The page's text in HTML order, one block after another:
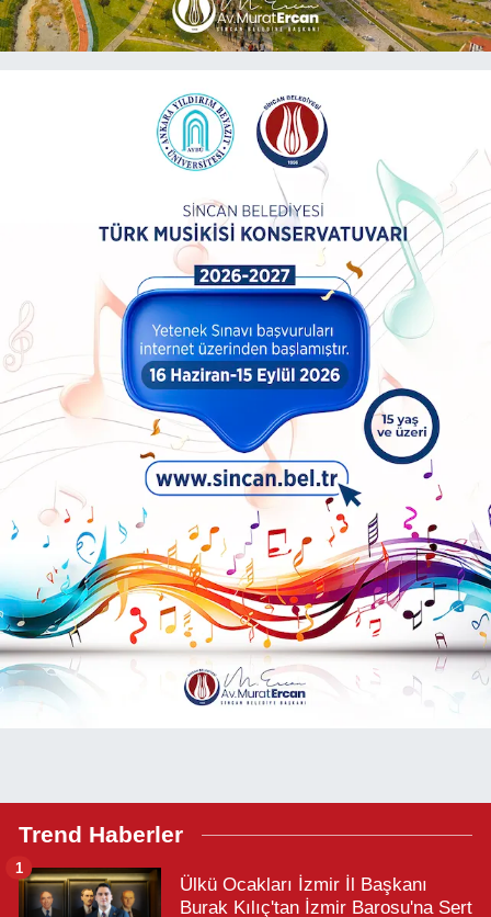
Trend Haberler
Ülkü Ocakları İzmir İl Başkanı
Burak Kılıç'tan İzmir Barosu'na Sert
1